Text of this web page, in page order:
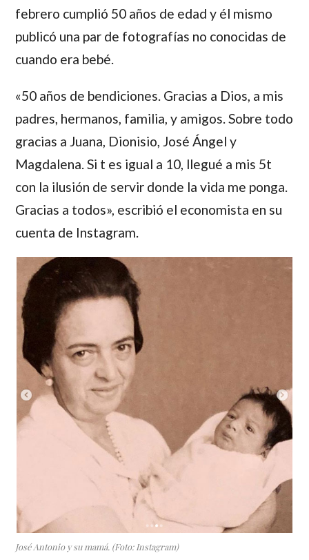
febrero cumplió 50 años de edad y él mismo
publicó una par de fotografías no conocidas de
cuando era bebé.
«50 años de bendiciones. Gracias a Dios, a mis
padres, hermanos, familia, y amigos. Sobre todo
gracias a Juana, Dionisio, José Ángel y
Magdalena. ‬‪Si t es igual a 10, llegué a mis 5t
con la ilusión de servir donde la vida me ponga.
Gracias a todos‬», escribió el economista en su
cuenta de Instagram.
José Antonio y su mamá. (Foto: Instagram)